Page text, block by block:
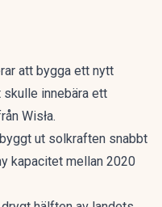
att bygga ett nytt
innebära ett
Wisła.
ut solkraften snabbt
kapacitet mellan 2020